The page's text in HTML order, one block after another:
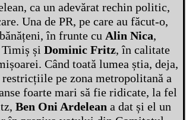
ca un adevărat rechin politic,
Una de PR, pe care au făcut-o,
în frunte cu Alin Nica,
Timiș și Dominic Fritz, în calitate
Când toată lumea știa, deja,
restricțiile pe zona metropolitană a
foarte mari să fie ridicate, la fel
Ben Oni Ardelean a dat și el un